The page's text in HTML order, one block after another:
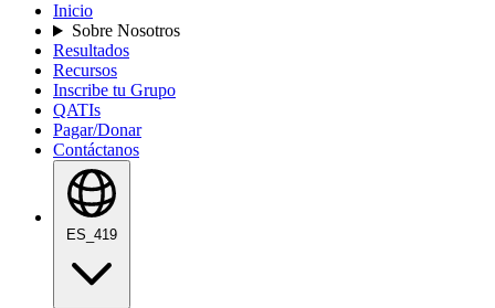
Inicio
Sobre Nosotros
Resultados
Recursos
Inscribe tu Grupo
QATIs
Pagar/Donar
Contáctanos
ES_419